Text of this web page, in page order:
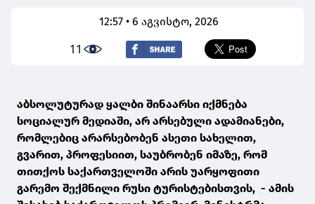
12:57 • 6 აგვისტო, 2026
11
აბსოლუტურად ყალბი შინაარსი იქმნება
სოციალურ მედიაში, არ არსებული ადამიანები,
რომლებიც არარსებობენ ასეთი სახელით,
გვარით, პროფესიით, საუბრობენ იმაზე, რომ
თითქოს საქართველოში არის უარყოფითი
გარემო შექმნილი რუსი ტურისტებისთვის, - ამის